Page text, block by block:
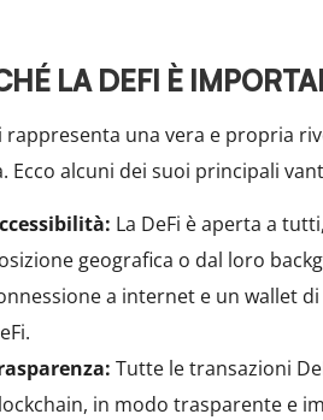
LA DEFI È
rappresenta una vera e propria
Ecco alcuni dei suoi principali
La DeFi è aperta a
geografica o dal loro
a internet e un wallet
Tutte le transazioni
in modo trasparente e